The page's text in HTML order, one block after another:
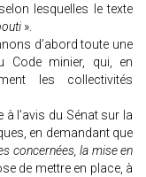
lesquelles le texte
».
d’abord toute une
Code minier, qui, en
les collectivités
l’avis du Sénat sur la
en demandant que
concernées, la mise en
de mettre en place, à